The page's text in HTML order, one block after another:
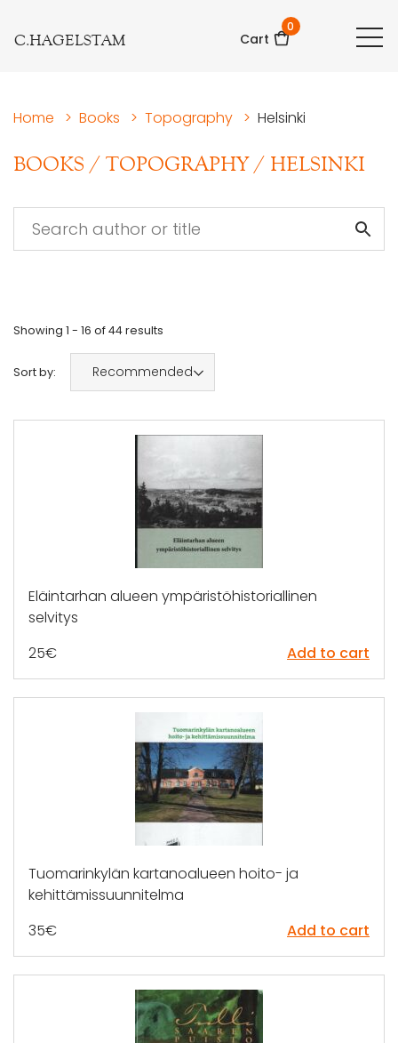
C.HAGELSTAM Cart
0
Home > Books > Topography > Helsinki
BOOKS / TOPOGRAPHY / HELSINKI
Showing 1 - 16 of44results
Sort by: Recommended
Eläintarhan alueen ympäristöhistoriallinen
selvitys
25€ Add to cart
Tuomarinkylän kartanoalueen hoito- ja
kehittämissuunnitelma
35€ Add to cart